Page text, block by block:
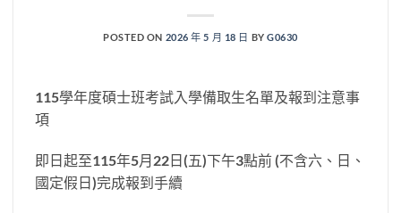
POSTED ON 2026 年 5 月 18 日 BYG0630
115學年度碩士班考試入學備取生名單及報到注意事
項
即日起至115年5月22日(五)下午3點前 (不含六、日、
國定假日)完成報到手續